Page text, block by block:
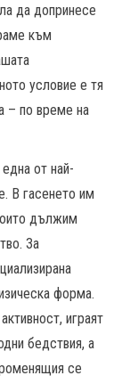
да допринесе
към
условие е тя
– по време на
от най-
В гасенето им
дължим
За
форма.
играят
бедствия, а
се